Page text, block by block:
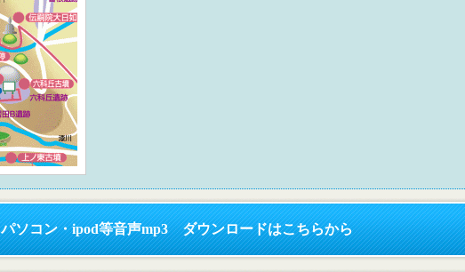
パソコン・ipod等音声mp3 ダウンロードはこちらから